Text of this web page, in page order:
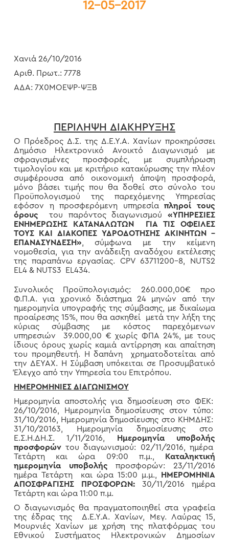
12-05-2017
Χανιά 26/10/2016
Αριθ. Πρωτ.: 7778
ΑΔΑ: 7Χ0ΜΟΕΨΡ-ΨΞΒ
ΠΕΡΙΛΗΨΗ ΔΙΑΚΗΡΥΞΗΣ
Ο Πρόεδρος Δ.Σ. της Δ.Ε.Υ.Α. Χανίων προκηρύσσει
Δημόσιο Ηλεκτρονικό Ανοικτό Διαγωνισμό με
σφραγισμένες προσφορές, με συμπλήρωση
τιμολογίου και με κριτήριο κατακύρωσης την πλέον
συμφέρουσα από οικονομική άποψη προσφορά,
μόνο βάσει τιμής που θα δοθεί στο σύνολο του
Προϋπολογισμού της παρεχόμενης Υπηρεσίας
εφόσον η προσφερόμενη υπηρεσίαπληροί τους
όρους του παρόντος διαγωνισμού«ΥΠΗΡΕΣΙΕΣ
ΕΝΗΜΕΡΩΣΗΣ ΚΑΤΑΝΑΛΩΤΩΝ ΓΙΑ ΤΙΣ ΟΦΕΙΛΕΣ
ΤΟΥΣ ΚΑΙ ΔΙΑΚΟΠΕΣ ΥΔΡΟΔΟΤΗΣΗΣ ΑΚΙΝΗΤΩΝ –
ΕΠΑΝΑΣΥΝΔΕΣΗ», σύμφωνα με την κείμενη
νομοθεσία, για την ανάδειξη αναδόχου εκτέλεσης
της παραπάνω εργασίας. CPV 63711200-8, NUTS2
EL4 & NUTS3 EL434.
Συνολικός Προϋπολογισμός: 260.000,00€ προ
Φ.Π.A. για χρονικό διάστημα 24 μηνών από την
ημερομηνία υπογραφής της σύμβασης, με δικαίωμα
προαίρεσης 15%, που θα ασκηθεί μετά την λήξη της
κύριας σύμβασης με κόστος παρεχόμενων
υπηρεσιών 39.000,00 € χωρίς ΦΠΑ 24%, με τους
ίδιους όρους χωρίς καμιά αντίρρηση και απαίτηση
του προμηθευτή. Η δαπάνη χρηματοδοτείται από
την ΔΕΥΑΧ. Η Σύμβαση υπόκειται σε Προσυμβατικό
Έλεγχο από την Υπηρεσία του Επιτρόπου.
ΗΜΕΡΟΜΗΝΙΕΣ ΔΙΑΓΩΝΙΣΜΟΥ
Ημερομηνία αποστολής για δημοσίευση στο ΦΕΚ:
26/10/2016, Ημερομηνία δημοσίευσης στον τύπο:
31/10/2016, Ημερομηνία δημοσίευσης στο ΚΗΜΔΗΣ:
31/10/20163, Ημερομηνία δημοσίευσης στο
Ε.Σ.Η.ΔΗ.Σ. 1/11/2016,
Ημερομηνία υποβολής
προσφορώντου διαγωνισμού: 02/11/2016, ημέρα
Τετάρτη και ώρα 09:00 π.μ.,
Καταληκτική
ημερομηνία υποβολής προσφορών: 23/11/2016
ημέρα Τετάρτη και ώρα 15:00 μ.μ.,
ΗΜΕΡΟΜΗΝΙΑ
ΑΠΟΣΦΡΑΓΙΣΗΣ ΠΡΟΣΦΟΡΩΝ:30/11/2016 ημέρα
Τετάρτη και ώρα 11:00 π.μ.
Ο διαγωνισμός θα πραγματοποιηθεί στα γραφεία
της έδρας της Δ.Ε.Υ.Α. Χανίων, Μεγ. Λαύρας 15,
Μουρνιές Χανίων με χρήση της πλατφόρμας του
Εθνικού Συστήματος Ηλεκτρονικών Δημοσίων